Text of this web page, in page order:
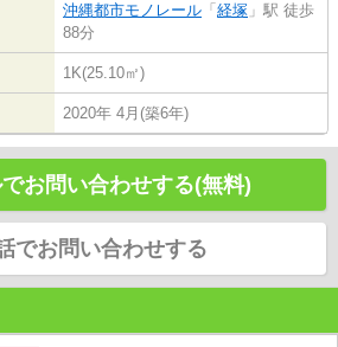
沖縄都市モノレール 「 経塚 」駅 徒歩
88分
1K(25.10㎡)
2020年 4月(築6年)
お問い合わせする(無料)
でお問い合わせする